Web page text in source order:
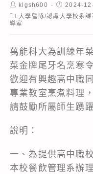
Post
author:
klgsh600
Post
published:
2024-
Post
category:
大學營隊/認識大學校系課
導室
萬能科大為訓練年
菜金牌尾牙名烹寒
歡迎有興趣高中職
專業教室烹煮料理
請鼓勵所屬師生踴
說明：
一、為提供高中職
本校餐飲管理系辦